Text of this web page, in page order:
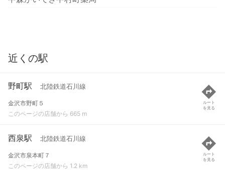
近くの駅
野町駅 北陸鉄道石川線
金沢市野町５
このページの店舗から 665 m
ルート
を見る
西泉駅 北陸鉄道石川線
金沢市泉本町７
このページの店舗から 1.2 km
ルート
を見る